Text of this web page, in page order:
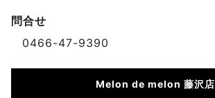
問合せ
0466-47-9390
Melon de melon 藤沢店